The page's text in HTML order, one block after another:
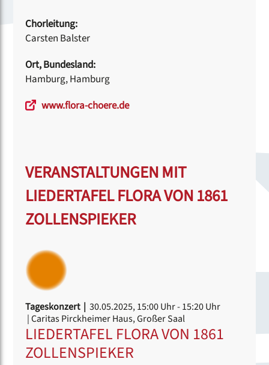
Chorleitung:
Carsten Balster
Ort, Bundesland:
Hamburg, Hamburg
www.flora-choere.de
VERANSTALTUNGEN MIT
LIEDERTAFEL FLORA VON 1861
ZOLLENSPIEKER
Tageskonzert | 30.05.2025, 15:00 Uhr- 15:20 Uhr
| Caritas Pirckheimer Haus, Großer Saal
LIEDERTAFEL FLORA VON 1861
ZOLLENSPIEKER